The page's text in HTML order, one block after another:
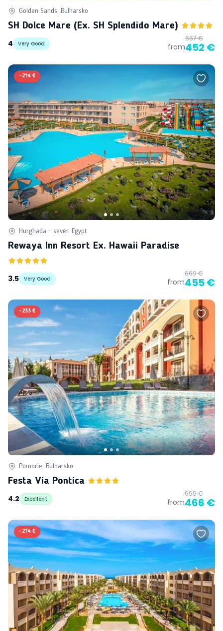
Golden Sands, Bulharsko
SH Dolce Mare (ex. SH Splendido Mare)
4
Very Good from
667 €
452 €
-214 €
Hurghada - sever, Egypt
Rewaya Inn Resort Ex. Hawaii Paradise
3.5 Very Good from
669 €
455 €
-233 €
Pomorie, Bulharsko
Festa Via Pontica
4.2
Excellent from
699 €
466 €
-214 €